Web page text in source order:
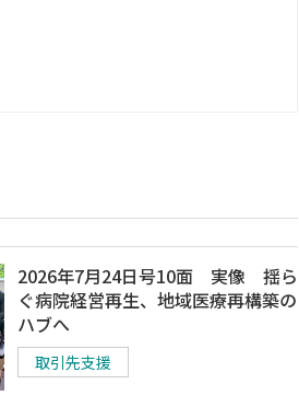
2026年7月24日号10面 実像 揺ら
ぐ病院経営再生、地域医療再構築の
ハブへ
取引先支援